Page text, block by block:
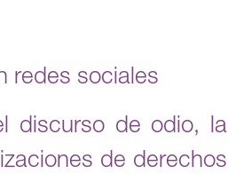
redes sociales
discurso de odio, la
de derechos